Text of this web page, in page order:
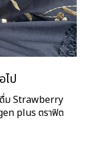
ไป
ดื่ม Strawberry
plus ตราฟิต